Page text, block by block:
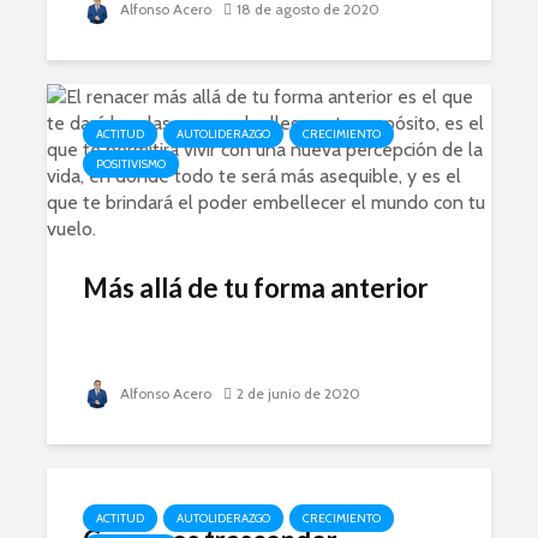
Alfonso Acero 18 de agosto de 2020
ACTITUD AUTOLIDERAZGO
CRECIMIENTO
POSITIVISMO
Más allá de tu forma anterior
Alfonso Acero 2 de junio de 2020
ACTITUD AUTOLIDERAZGO
CRECIMIENTO